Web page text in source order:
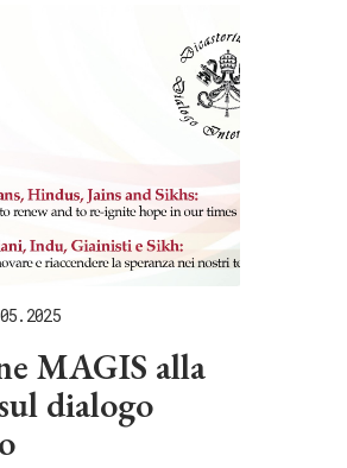
MAGIS alla
dialogo